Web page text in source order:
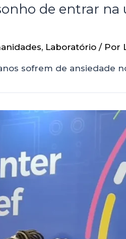
de entrar
, Laboratório / Por
sofrem de ansiedade